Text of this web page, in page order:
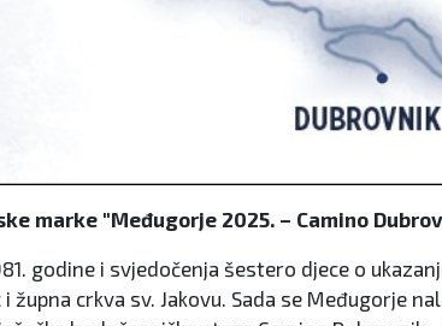
marke "Međugorje 2025. – Camino
godine i svjedočenja šestero djece o
crkva sv. Jakovu. Sada se Međugorje